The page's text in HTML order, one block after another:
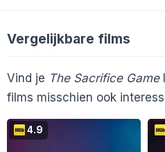
En 2 anderen...
Betty Rakesh
Vergelijkbare films
Vind je The Sacrifice Game
films misschien ook
4.9